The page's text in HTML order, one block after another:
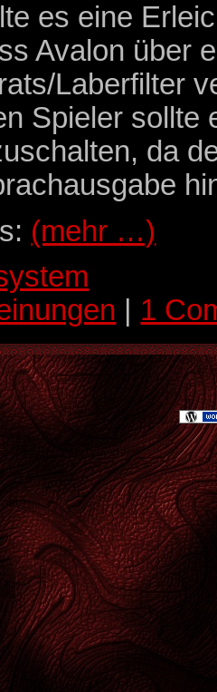
es eine
Avalon über
Laberfilter
Spieler sollte
da
(mehr …)
1